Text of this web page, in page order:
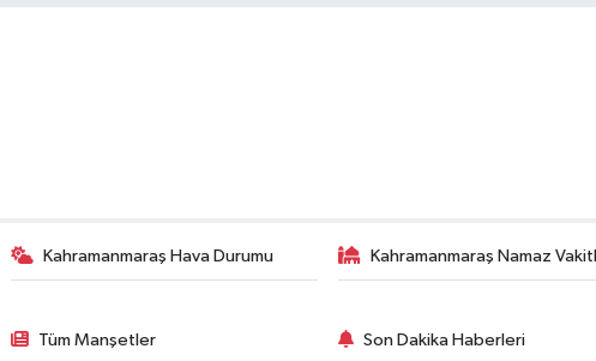
Kahramanmaraş Hava Durumu Kahramanmaraş Namaz
Tüm Manşetler Son Dakika Haberleri